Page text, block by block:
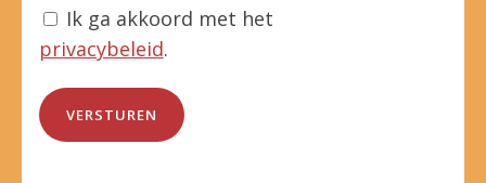
Ik ga akkoord met het
privacybeleid.